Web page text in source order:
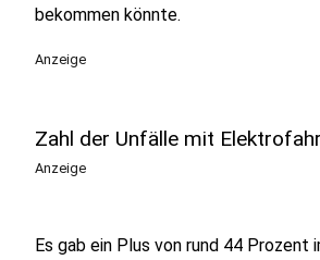
bekommen könnte.
Anzeige
Zahl der Unfälle mit
Anzeige
Es gab ein Plus von rund 44 Prozent